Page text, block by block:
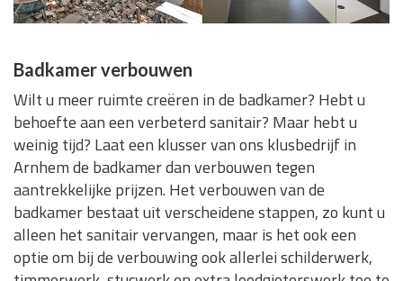
Badkamer verbouwen
Wilt u meer ruimte creëren in de badkamer? Hebt u
behoefte aan een verbeterd sanitair? Maar hebt u
weinig tijd? Laat een klusser van ons klusbedrijf in
Arnhem de badkamer dan verbouwen tegen
aantrekkelijke prijzen. Het verbouwen van de
badkamer bestaat uit verscheidene stappen, zo kunt u
alleen het sanitair vervangen, maar is het ook een
optie om bij de verbouwing ook allerlei schilderwerk,